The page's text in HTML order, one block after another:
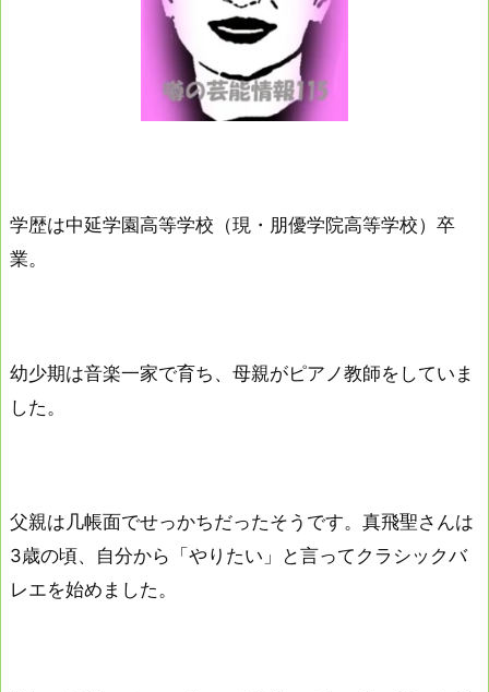
学歴は中延学園高等学校（現・朋優学院高等学校）卒
業。
幼少期は音楽一家で育ち、母親がピアノ教師をしていま
した。
父親は几帳面でせっかちだったそうです。真飛聖さんは
3歳の頃、自分から「やりたい」と言ってクラシックバ
レエを始めました。